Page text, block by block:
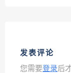
发表评论
您需要登录后